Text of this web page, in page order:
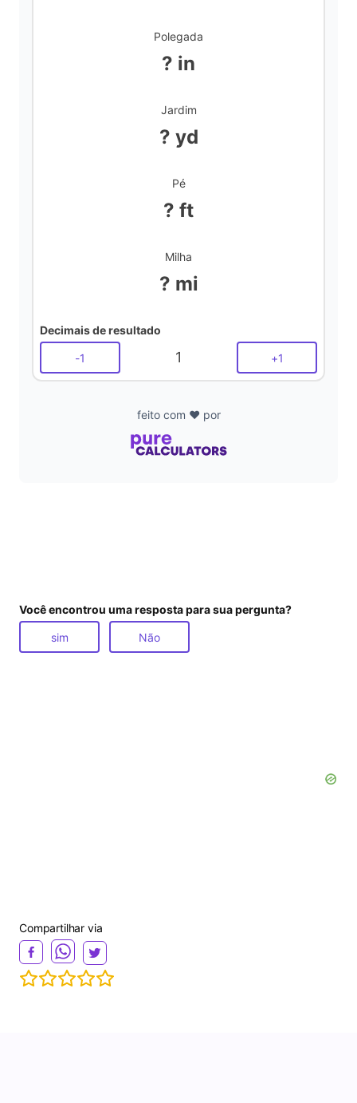
Polegada
? in
Jardim
? yd
Pé
? ft
Milha
? mi
Decimais de resultado
-1 1 +1
feito com ❤️ por
Você encontrou uma resposta para sua pergunta?
sim Não
Compartilhar via